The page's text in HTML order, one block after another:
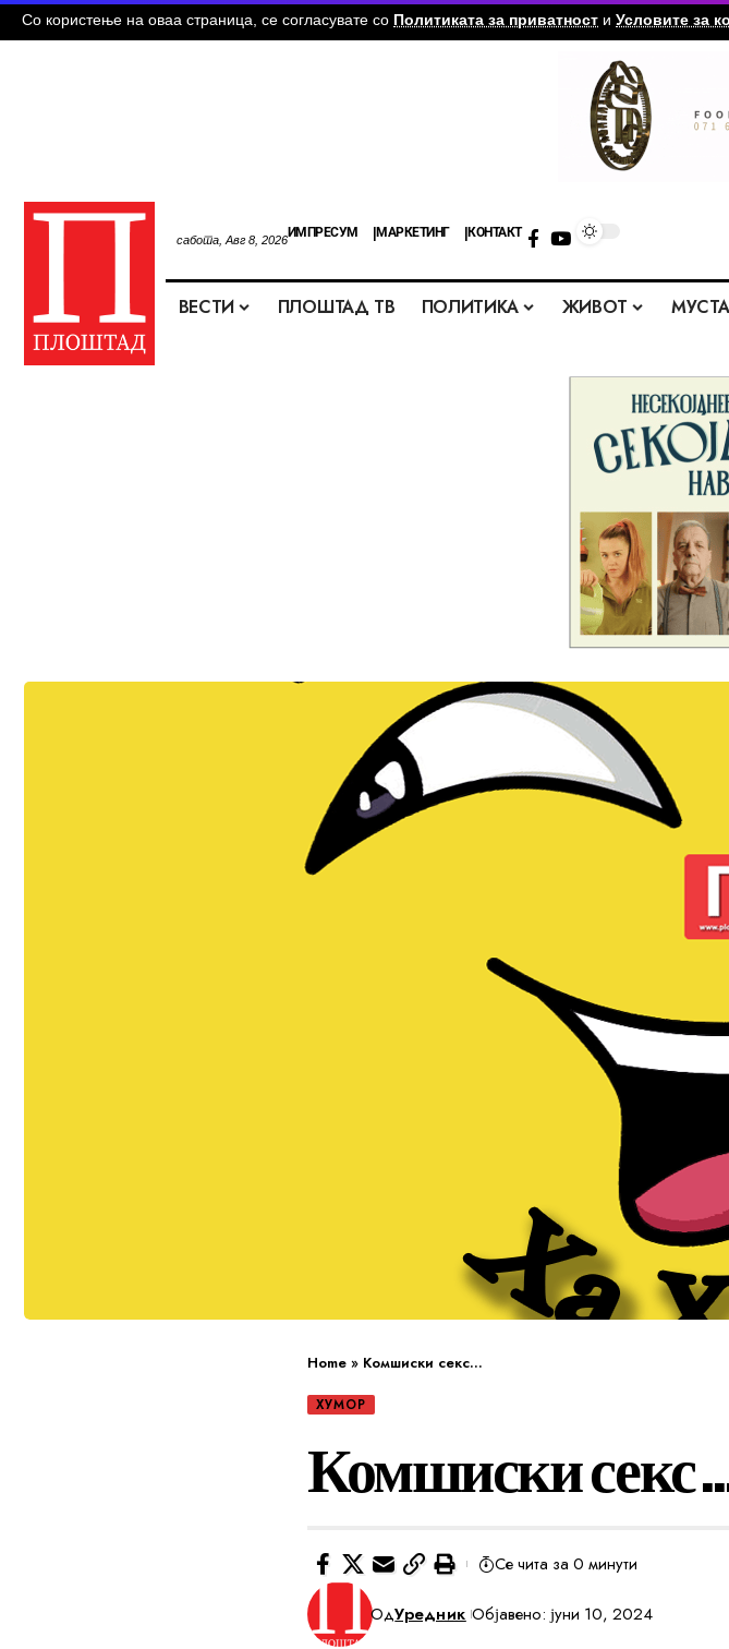
Со користење на оваа страница, се согласувате со Политиката за приватност и Условите за
сабота, Авг 8, 2026ИМПРЕСУМ МАРКЕТИНГ КОНТАКТ
ВЕСТИ ПЛОШТАД ТВ ПОЛИТИКА ЖИВОТ
Home » Комшиски секс…
ХУМОР
Комшиски
ОдУредник Објавено: јуни 10, 2024
Се чита за 0 минути